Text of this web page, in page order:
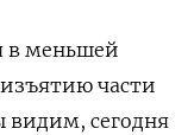
в меньшей
‌части
видим, сегодня